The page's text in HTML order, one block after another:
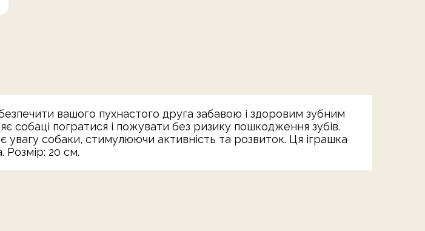
вашого пухнастого друга забавою і здоровим зубним
собаці погратися і пожувати без ризику пошкодження зубів.
собаки, стимулюючи активність та розвиток. Ця іграшка
20 см.